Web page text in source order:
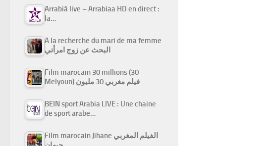
Arrabiâ live – Arrabiaa HD en direct :
la…
A la recherche du mari de ma femme
البحث عن زوج امرأتي
Film marocain 30 millions (30
Melyoun) فيلم مغربي 30 مليون
BEIN sport Arabia LIVE : Une chaine
de sport arabe…
Film marocain Jihane الفيلم المغربي